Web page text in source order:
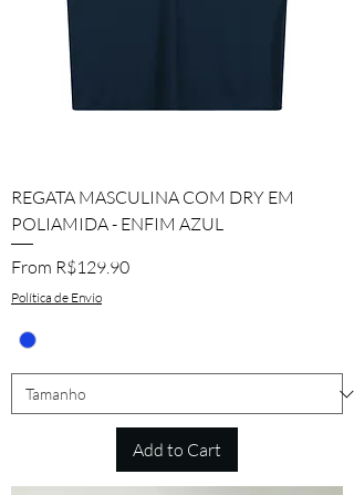
REGATA MASCULINA COM DRY EM
POLIAMIDA - ENFIM AZUL
From R$129.90
Sale Price
Política de Envio
Add to Cart